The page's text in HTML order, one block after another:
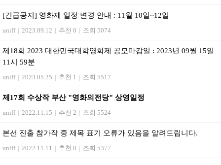
[긴급공지] 영화제 일정 변경 안내 : 11월 10일~12일
uniff | 2023.09.12 | 추천 0 | 조회 5074
제18회 2023 대한민국대학영화제 공모마감일 : 2023년 09월 15일
11시 59분
uniff | 2023.05.25 | 추천 1 | 조회 5517
제17회 수상작 부산 "영화의전당" 상영일정
uniff | 2022.11.15 | 추천 2 | 조회 5524
본선 진출 참가작 중 제목 표기 오류가 있음을 알려드립니다.
uniff | 2022.11.11 | 추천 0 | 조회 5377